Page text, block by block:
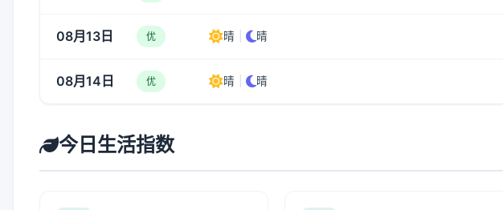
08月13日 优 晴 晴
08月14日 优 晴 晴
今日生活指数